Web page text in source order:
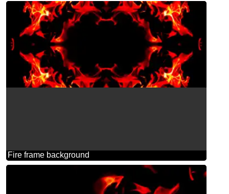
Fire frame background